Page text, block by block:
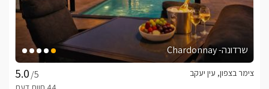
חמה המתחם נמכר כוילה בלבד (מינימום הזמנה 4500 שח)
לצפייה באטרקציות ומסעדות בקרבת בלו סקיי -לחצו
כאן
שרדונה- Chardonnay
/5
צימר בצפון, עין יעקב